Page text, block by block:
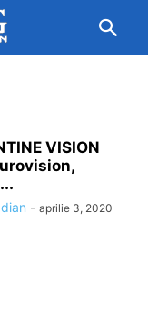
VISION
- aprilie 3, 2020